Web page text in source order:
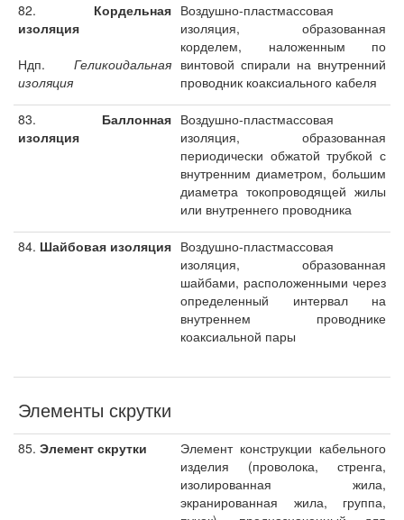
82. Кордельная
изоляция
Ндп. Геликоидальная
изоляция
Воздушно-пластмассовая
изоляция, образованная
корделем, наложенным по
винтовой спирали на внутренний
проводник коаксиального кабеля
83. Баллонная
изоляция
Воздушно-пластмассовая
изоляция, образованная
периодически обжатой трубкой с
внутренним диаметром, большим
диаметра токопроводящей жилы
или внутреннего проводника
84. Шайбовая изоляция Воздушно-пластмассовая
изоляция, образованная
шайбами, расположенными через
определенный интервал на
внутреннем проводнике
коаксиальной пары
Элементы скрутки
85. Элемент скрутки
Элемент конструкции кабельного
изделия (проволока, стренга,
изолированная жила,
экранированная жила, группа,